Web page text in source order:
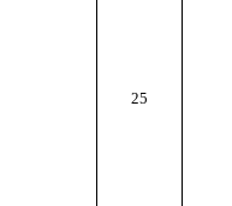
25